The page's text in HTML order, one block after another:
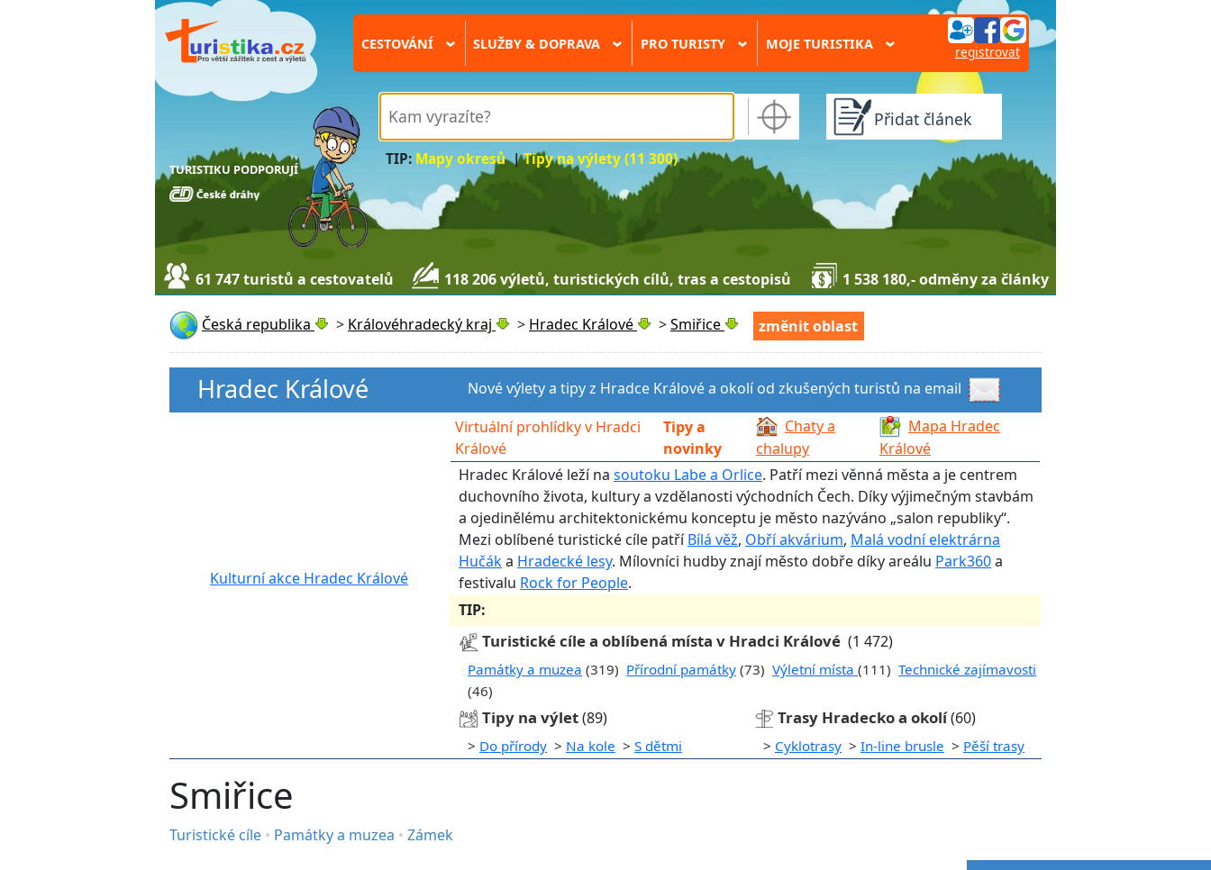
TURISTIKU PODPORUJÍ
CESTOVÁNÍ › SLUŽBY & DOPRAVA › PRO TURISTY › MOJE TURISTIKA › registrovat
TIP: Mapy okresů|Tipy na výlety (11 300)
Přidat článek
61 747 turistů a cestovatelů 118 206 výletů, turistických cílů, tras a cestopisů 1 538 180,- odměny za články
Česká republika > Královéhradecký kraj > Hradec Králové >Smiřice změnit oblast
Hradec Králové Nové výlety a tipy z Hradce Králové a okolí od zkušených turistů na email
Kulturní akce Hradec Králové
Virtuální prohlídky v Hradci
Králové
Tipy a
novinky
Chaty a
chalupy
Mapa Hradec
Králové
Hradec Králové leží na soutoku Labe a Orlice. Patří mezi věnná města a je centrem
duchovního života, kultury a vzdělanosti východních Čech. Díky výjimečným stavbám
a ojedinělému architektonickému konceptu je město nazýváno „salon republiky“.
Mezi oblíbené turistické cíle patříBílá věž, Obří akvárium, Malá vodní elektrárna
Hučáka Hradecké lesy. Mílovníci hudby znají město dobře díky areálu Park360a
festivalu Rock for People.
TIP:
Turistické cíle a oblíbená místa v Hradci Králové (1 472)
Památky a muzea (319) Přírodní památky (73) Výletní místa (111) Technické zajímavosti
(46)
Tipy na výlet(89) Trasy Hradecko a okolí(60)
> Do přírody > Na kole > S dětmi > Cyklotrasy > In-line brusle > Pěší trasy
Smiřice
Turistické cíle • Památky a muzea • Zámek